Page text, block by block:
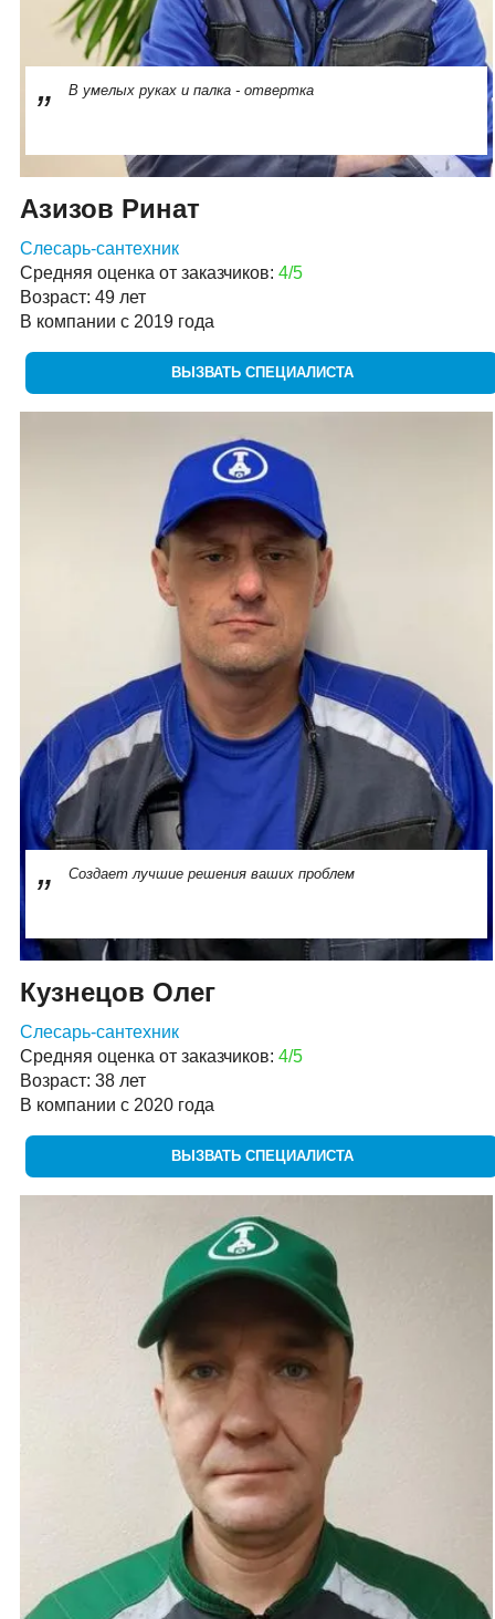
В умелых руках и палка - отвертка
Азизов Ринат
Слесарь-сантехник
Средняя оценка от заказчиков: 4/5
Возраст: 49 лет
В компании с 2019 года
ВЫЗВАТЬ СПЕЦИАЛИСТА
Создает лучшие решения ваших проблем
Кузнецов Олег
Слесарь-сантехник
Средняя оценка от заказчиков: 4/5
Возраст: 38 лет
В компании с 2020 года
ВЫЗВАТЬ СПЕЦИАЛИСТА